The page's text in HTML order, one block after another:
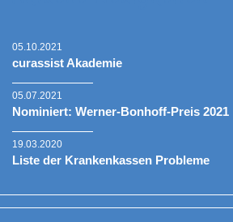
05.10.2021
curassist Akademie
05.07.2021
Nominiert: Werner-Bonhoff-Preis 2021
19.03.2020
Liste der Krankenkassen Probleme